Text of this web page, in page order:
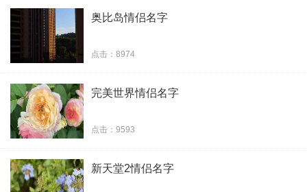
我接受你给我的↘爱 | 我愿意给你我的↘爱
我爱你与别人无关|你爱我与别人无关
对你想想想不完ゅ | 对你念念念不完ゅ
奥比岛情侣名字
点击：8974
完美世界情侣名字
点击：9593
新天堂2情侣名字